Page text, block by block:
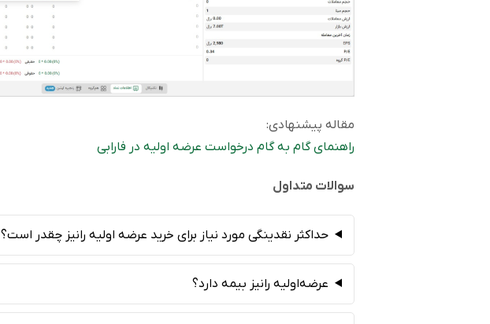
مقاله پیشنهادی:
راهنمای گام به گام درخواست عرضه اولیه در فارابی
سوالات متداول
حداکثر نقدینگی مورد نیاز برای خرید عرضه اولیه رانیز چقدر است؟
عرضه‌اولیه رانیز بیمه دارد؟